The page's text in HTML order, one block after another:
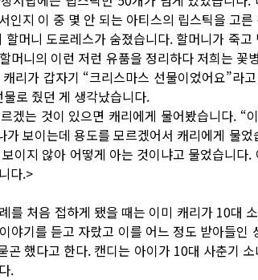
인지 이 중 몇 안 되는 아티스의 립스틱을 고
머니 도로레스가 숨졌습니다. 할머니가 죽
머니의 이런 저런 유품을 정리하다 저희는 꽃
리가 갑자기 “크리스마스 선물이었어요”라
로 줬던 게 생각났습니다.
겠는 것이 있으면 캐리에게 물어봤습니다. “
보이는데 용도를 모르겠어서 캐리에게 물었
이지 않아 어떻게 아는 것이냐고 물었습니다
다.>
를 처음 접하게 됐을 때는 이미 캐리가 10대
야기를 듣고 자랐고 이를 어느 정도 받아들인
곤 했다고 한다. 캔디는 아이가 10대 사춘기
.